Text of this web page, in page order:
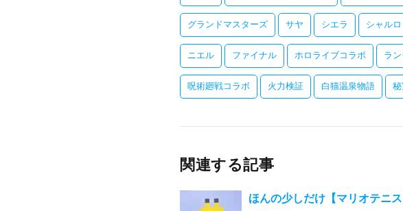
グランドマスターズ サヤ シエラ シャルロ
ニエル ファイナル ホロライブコラボ ラ
呪術廻戦コラボ 火力検証 白猫温泉物語 秘
関連する記事
ほんの少しだけ【マリオテニ